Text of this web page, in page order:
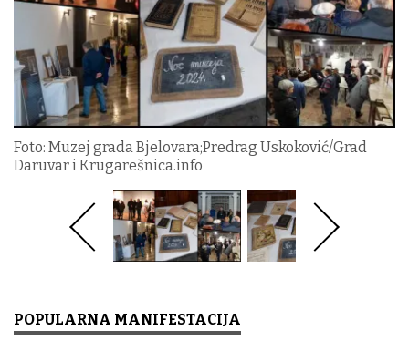
Foto: Muzej grada Bjelovara;Predrag Uskoković/Grad
Daruvar i Krugarešnica.info
POPULARNA MANIFESTACIJA